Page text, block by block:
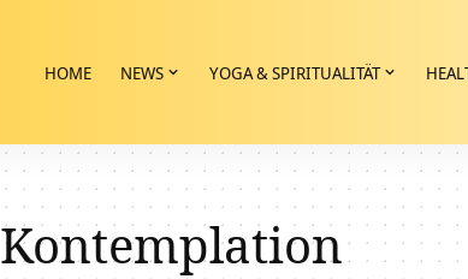
HOME NEWS YOGA & SPIRITUALITÄT
Kontemplation